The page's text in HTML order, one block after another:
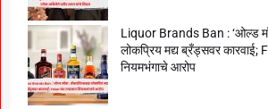
Liquor Brands Ban : ‘ओल्ड
लोकप्रिय मद्य ब्रँड्सवर कारवाई;
नियमभंगाचे आरोप